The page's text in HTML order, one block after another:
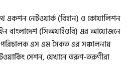
একশন নেটওয়ার্ক (বিহান) ও কোয়ালিশন
বাংলাদেশ (সিঅয়াইওবি) এর আয়োজনে
পরিচালক এস এম সৈকত এর সঞ্চালনায়
সেশন, যেখানে তরুণ-তরুণীরা